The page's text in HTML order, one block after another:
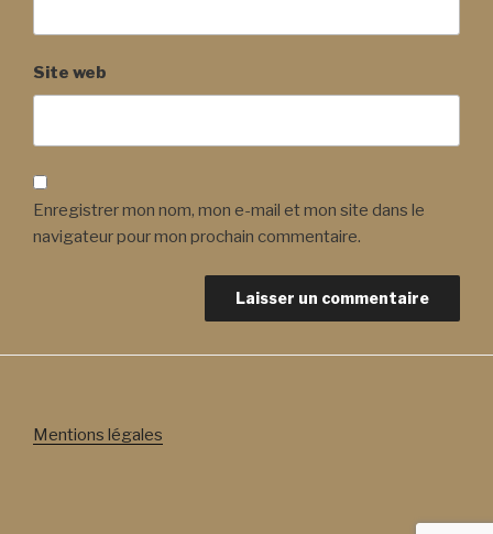
Site web
Enregistrer mon nom, mon e-mail et mon site dans le
navigateur pour mon prochain commentaire.
Mentions légales